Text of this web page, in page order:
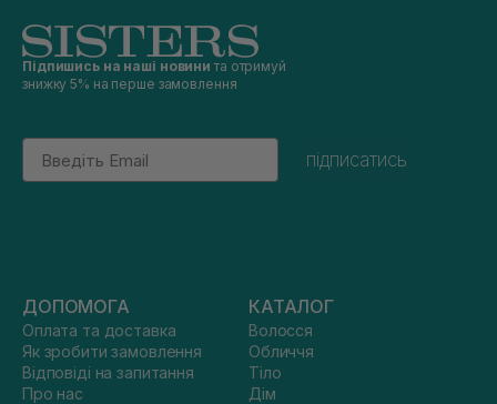
Підпишись на наші новини та отримуй
знижку 5% на перше замовлення
Email
підписатись
ДОПОМОГА
Оплата та доставка
Як зробити замовлення
Відповіді на запитання
Про нас
КАТАЛОГ
Волосся
Обличчя
Тіло
Дім